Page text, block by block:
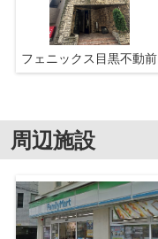
フェニックス目黒不動前
周辺施設